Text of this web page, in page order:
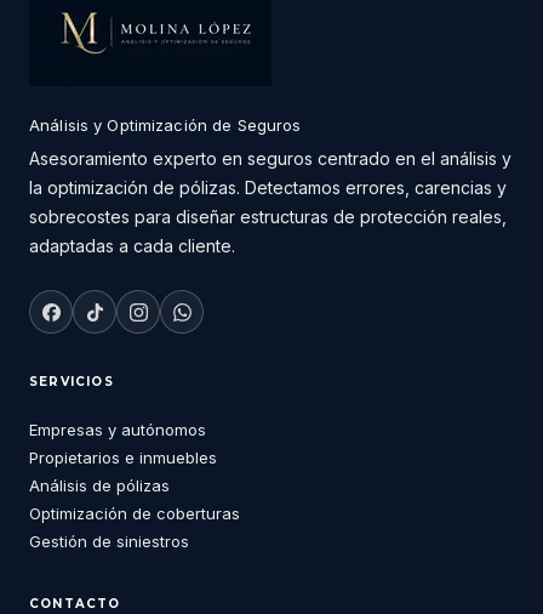
Análisis y Optimización de Seguros
Asesoramiento experto en seguros centrado en el análisis y
la optimización de pólizas. Detectamos errores, carencias y
sobrecostes para diseñar estructuras de protección reales,
adaptadas a cada cliente.
SERVICIOS
Empresas y autónomos
Propietarios e inmuebles
Análisis de pólizas
Optimización de coberturas
Gestión de siniestros
CONTACTO